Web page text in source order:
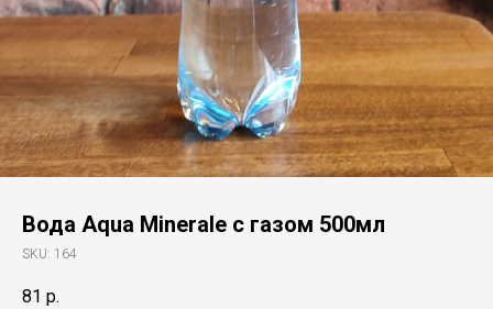
Вода Aqua Minerale с газом 500мл
SKU: 164
81 р.